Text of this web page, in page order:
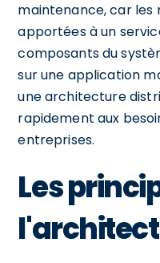
maintenance, car
apportées à un
composants du
sur une application
une architecture
rapidement aux
entreprises.
Les